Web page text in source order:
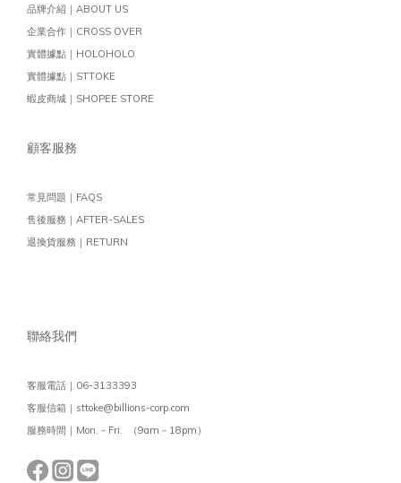
品牌介紹｜ABOUT US
企業合作｜CROSS OVER
實體據點｜HOLOHOLO
實體據點｜STTOKE
蝦皮商城｜SHOPEE STORE
顧客服務
常見問題｜FAQS
售後服務｜AFTER-SALES
退換貨服務｜RETURN
聯絡我們
客服電話｜06-3133393
客服信箱｜sttoke@billions-corp.com
服務時間｜Mon.－Fri. （9am－18pm）